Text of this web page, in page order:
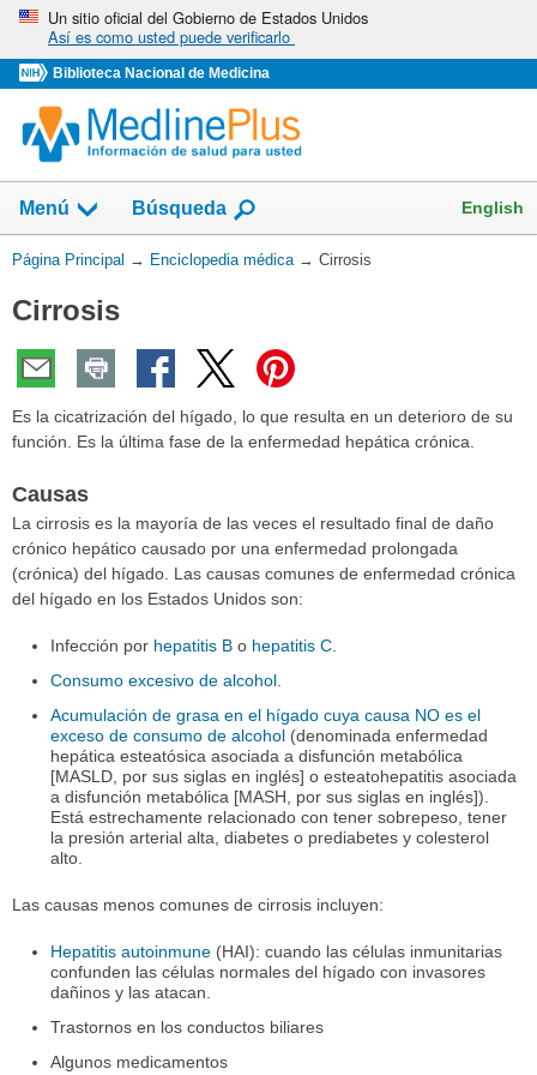
Omita
vaya
al
Contenido
Un sitio oficial del Gobierno de Estados Unidos
Así es como usted puede verificarlo
Biblioteca Nacional de Medicina
Menú Búsqueda English
Usted
aquí:
Página Principal → Enciclopedia médica → Cirrosis
Cirrosis
Es la cicatrización del hígado, lo que resulta en un deterioro de su
función. Es la última fase de la enfermedad hepática crónica.
Causas
La cirrosis es la mayoría de las veces el resultado final de daño
crónico hepático causado por una enfermedad prolongada
(crónica) del hígado. Las causas comunes de enfermedad crónica
del hígado en los Estados Unidos son:
Infección por hepatitis B o hepatitis C.
Consumo excesivo de alcohol.
Acumulación de grasa en el hígado cuya causa NO es el
exceso de consumo de alcohol (denominada enfermedad
hepática esteatósica asociada a disfunción metabólica
[MASLD, por sus siglas en inglés] o esteatohepatitis asociada
a disfunción metabólica [MASH, por sus siglas en inglés]).
Está estrechamente relacionado con tener sobrepeso, tener
la presión arterial alta, diabetes o prediabetes y colesterol
alto.
Las causas menos comunes de cirrosis incluyen:
Hepatitis autoinmune (HAI): cuando las células inmunitarias
confunden las células normales del hígado con invasores
dañinos y las atacan.
Trastornos en los conductos biliares
Algunos medicamentos